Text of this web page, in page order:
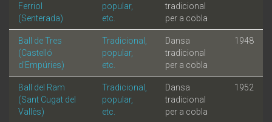
Ferriol
(Senterada)
popular,
etc.
tradicional
per a cobla
Ball de Tres
(Castelló
d'Empúries)
Tradicional,
popular,
etc.
Dansa
tradicional
per a cobla
1948
Ball del Ram
(Sant Cugat del
Vallès)
Tradicional,
popular,
etc.
Dansa
tradicional
per a cobla
1952